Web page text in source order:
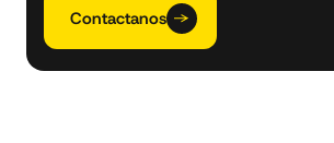
Contactanos